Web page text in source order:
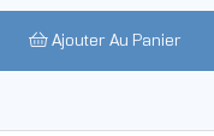
Ajouter Au Panier